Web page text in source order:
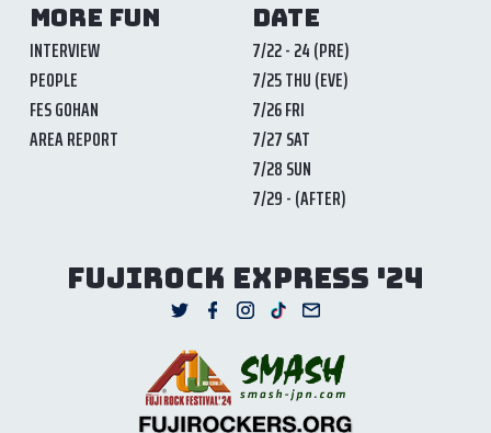
MORE FUN
INTERVIEW
PEOPLE
FES GOHAN
AREA REPORT
DATE
7/22 - 24 (PRE)
7/25 THU (EVE)
7/26 FRI
7/27 SAT
7/28 SUN
7/29 - (AFTER)
FUJIROCK EXPRESS '24